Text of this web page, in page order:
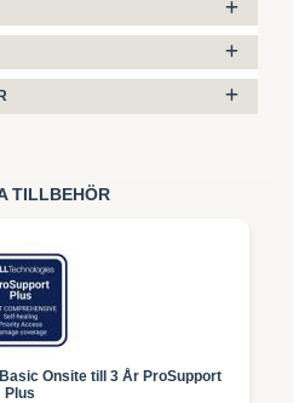
TILLBEHÖR
Onsite till 3 År ProSupport
Plus